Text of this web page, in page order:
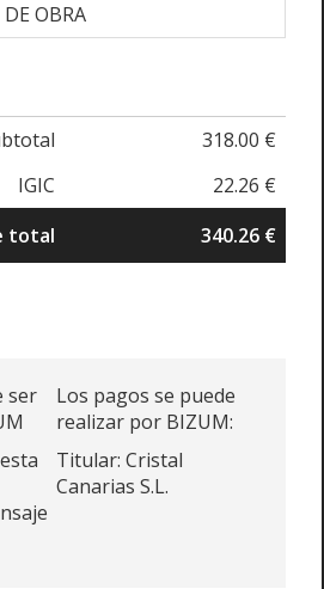
OBRA
318.00 €
IGIC
22.26 €
total
340.26 €
ser
Los pagos se puede
realizar por BIZUM:
Titular: Cristal
Canarias S.L.